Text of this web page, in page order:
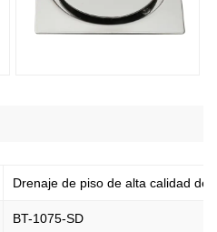
Drenaje de piso de alta calidad de
BT-1075-SD